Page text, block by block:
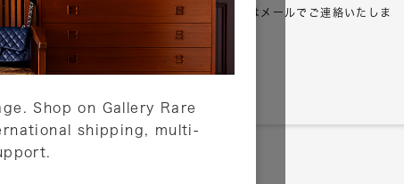
Shop on Gallery Rare
shipping, multi-
が一出荷が遅れる場合はメールでご連絡いたしま
詳しくはこちら